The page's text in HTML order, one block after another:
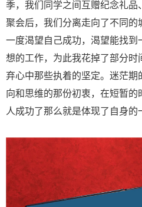
季，我们同学之间互赠纪念礼
聚会后，我们分离走向了不同
一度渴望自己成功，渴望能找
想的工作，为此我花掉了部分
弃心中那些执着的坚定。迷茫
向和思维的那份初衷，在短暂
人成功了那么就是体现了自身的